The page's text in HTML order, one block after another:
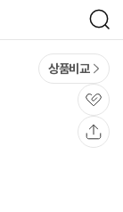
검
색
상품비교
관
심